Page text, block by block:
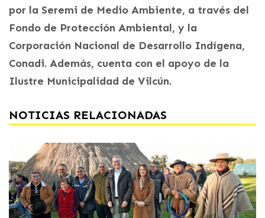
por la Seremi de Medio Ambiente, a través del
Fondo de Protección Ambiental, y la
Corporación Nacional de Desarrollo Indígena,
Conadi. Además, cuenta con el apoyo de la
Ilustre Municipalidad de Vilcún.
NOTICIAS RELACIONADAS